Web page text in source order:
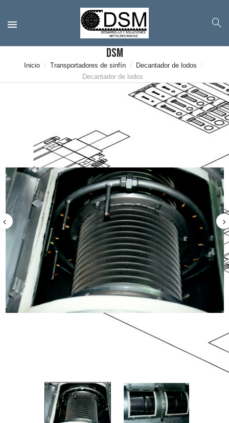
DSM
Inicio Transportadores de sinfín
Decantador de lodos
Decantador de lodos